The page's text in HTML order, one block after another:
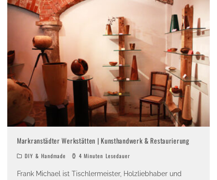
Markranstädter Werkstätten | Kunsthandwerk & Restaurierung
DIY & Handmade 4 Minuten Lesedauer
Frank Michael ist Tischlermeister, Holzliebhaber und